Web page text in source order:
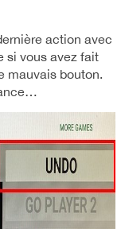
action avec
si vous avez fait
mauvais bouton.